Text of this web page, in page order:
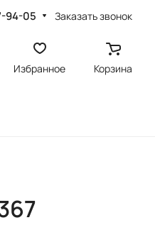
94-05 Заказать звонок
Избранное Корзина